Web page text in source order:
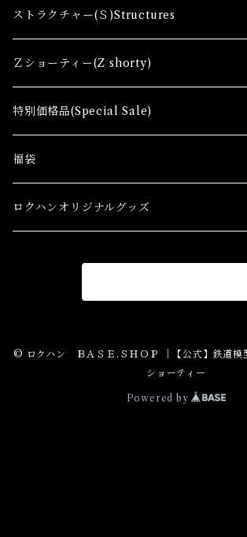
レール関連商品(Track related goods)
制御機器（Ａ）Control Accessory
アクセサリー(A) Accessories
コンテナ(Ａ) Container Cargo
ストラクチャー(Ｓ)Structures
Ｚショーティー(Z shorty)
車両（ST）Z Shorty Trains
アクセサリー&ストラクチャー(SA&SS)
スターターセット(SG) Starter Sets
特別価格品(Special Sale)
Ｚゲージ車両(特別価格) Trains
在宅支援キャンペーン
Ｚゲージアクセサリー(特別価格) Accessory
Ｚゲージレール(特別価格) Truck
Zゲージパーツ(特別価格) Parts
福袋
ロクハンオリジナルグッズ
© ロクハン ＢＡＳＥ.ＳＨＯＰ ｜【公式】鉄道
ショーティー
Powered by